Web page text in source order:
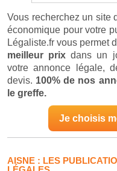
Vous recherchez un site
économique pour votre
Légaliste.fr vous permet
meilleur prix dans un
votre annonce légale,
devis. 100% de nos
le greffe.
Je choisis
AISNE : LES